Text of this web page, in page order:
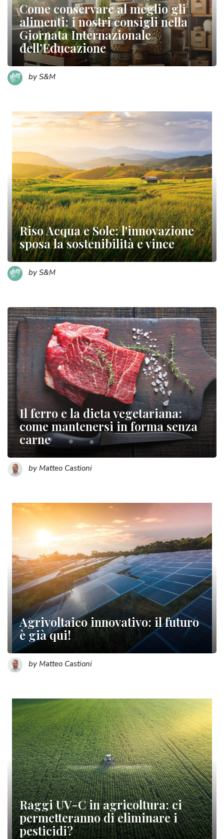
Come conservare al meglio gli
alimenti: i nostri consigli nella
Giornata Internazionale
dell’Educazione
by S&M
Riso Acqua e Sole: l'innovazione
sposa la sostenibilità e vince
by S&M
Il ferro e la dieta vegetariana:
come mantenersi in forma senza
carne
by Matteo Castioni
Agrivoltaico innovativo: il futuro
è già qui!
by Matteo Castioni
Raggi UV-C in agricoltura: ci
permetteranno di eliminare i
pesticidi?